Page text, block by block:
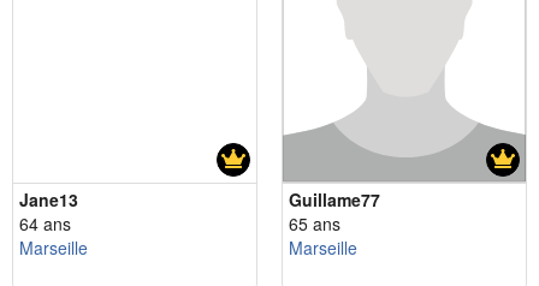
Jane13
64 ans
Marseille
Guillame77
65 ans
Marseille